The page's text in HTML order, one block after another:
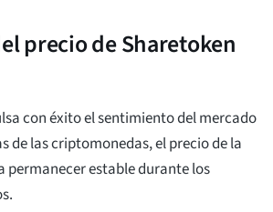
precio de Sharetoken
con éxito el sentimiento del mercado
de las criptomonedas, el precio de la
permanecer estable durante los